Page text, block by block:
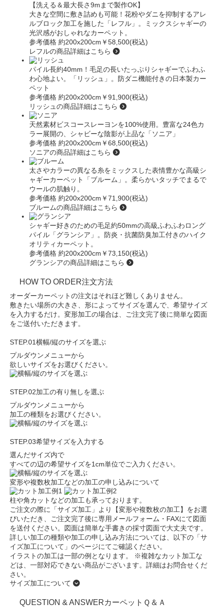
【洗える＆最大長さ9mまで製作OK】
大きな空間に敷き詰めも可能！花粉やダニを抑制するアレ
ルブロック加工を施した
「レフル」
。ミックスシャギーの
光沢感がおしゃれなカーペット。
参考価格 約200x200cm ￥58,500(税込)
レフルの商品詳細はこちら
パイル長約40mm！毛足の長いたっぷりシャギーでふわふ
わ心地よい。
「リッシュ」
。防ダニ機能付きの日本製カー
ペット
参考価格 約200x200cm ￥91,900(税込)
リッシュの商品詳細はこちら
天然素材ビスコースレーヨンを100%使用。豊富な24色カ
ラー展開の、シャビーな陰影が上品な 「ソニア」
参考価格 約200x200cm ￥68,500(税込)
ソニアの商品詳細はこちら
太さやカラーの異なる糸をミックスした表情豊かな高級シ
ャギーカーペット
「ブルーム」
。柔らかいタッチでまるで
ウールの肌触り。
参考価格 約200x200cm ￥71,900(税込)
ブルームの商品詳細はこちら
シャギー好きのための毛足約50mmの高級ふわふわロング
パイル 「グランシア」
。防炎・抗菌防臭加工付きのハイク
オリティカーペット。
参考価格 約200x200cm ￥73,150(税込)
グランシアの商品詳細はこちら
HOW TO ORDER注文方法
オーダーカーペットの注文はそれほど難しくありません。
敷きたい場所の大きさ、形によってサイズを選んで、 希望サイズ
を入力するだけ。変形加工の場合は、
ご注文完了後に簡単な図面
をご送付いただきます。
STEP.01横幅/縦のサイズを選ぶ
プルダウンメニューから
欲しいサイズをお選びください。
STEP.02加工の有り無しを選ぶ
プルダウンメニューから
加工の種類をお選びください。
STEP.03希望サイズを入力する
選んだサイズ内で
すべての辺の希望サイズを1cm単位でご入力ください。
変形や複数枚加工などの加工の申し込みについて
柱や角カットなどの加工も承っております。
ご注文の際に
「サイズ加工」 より 【変形や複数枚の加工】 をお選
びいただき、ご注文完了後に専用メールフォーム・FAXにて図面
を送付ください。図面は簡単な手書きの採寸図面で大丈夫です。
詳しい加工の種類や加工の申し込み方法については、以下の「サ
イズ加工について」のページにてご確認ください。
イラストの加工は一部の例となります。
※複雑なカット加工な
どは、一部対応できない商品がございます。詳細はお問合せくだ
さい。
サイズ加工について
QUESTION & ANSWERカーペットＱ＆Ａ